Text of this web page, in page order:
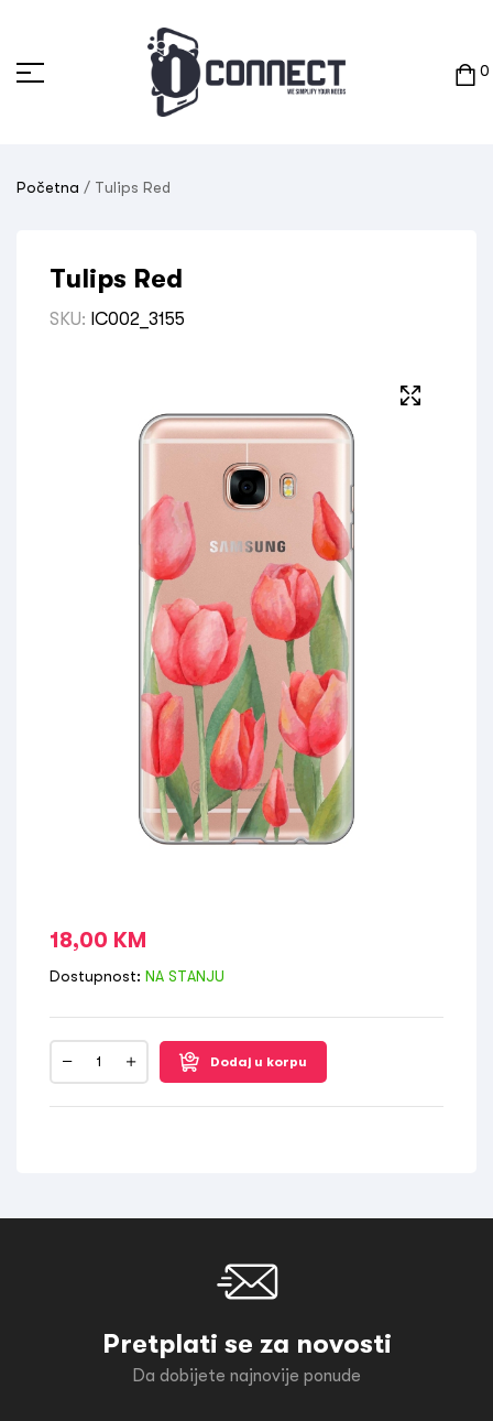
0
Početna / Tulips Red
Tulips Red
SKU: IC002_3155
18,00 KM
Dostupnost: NA STANJU
Dodaj u korpu
Pretplati se za novosti
Da dobijete najnovije ponude